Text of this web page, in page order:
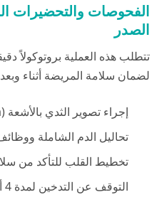
الفحوصات والتحضيرات
الصدر
تتطلب هذه العملية بروتوكولاً
لضمان سلامة المريضة أثناء وبعد
إجراء تصوير الثدي بالأشعة (Mammogram).
تحاليل الدم الشاملة
تخطيط القلب للتأكد من
التوقف عن التدخين لمدة 4 أسابيع قبلها.